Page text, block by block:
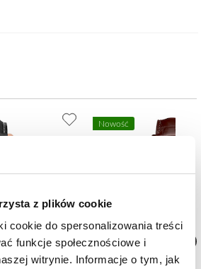
z plików cookie
cookie do spersonalizowania treści
funkcje społecznościowe i
witrynie. Informacje o tym, jak
Airacobra GMT
Nowość
Zegarek męski Aviator